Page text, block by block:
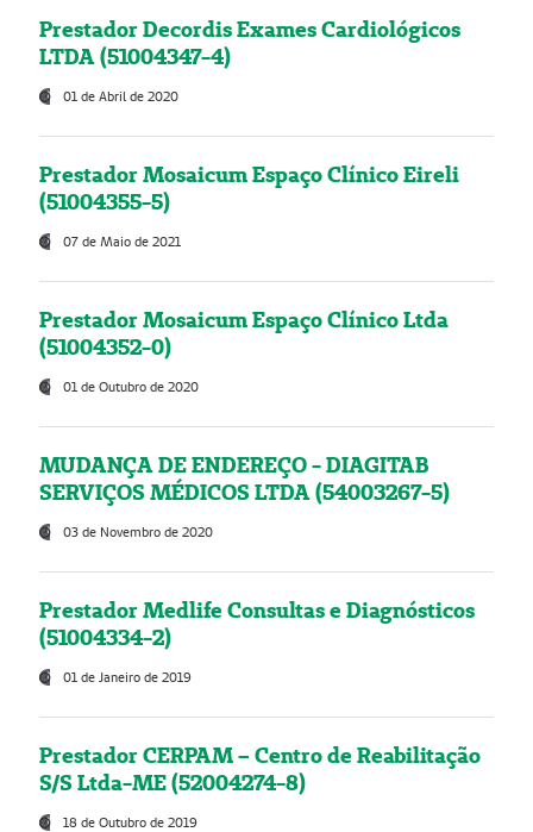
Prestador Decordis Exames Cardiológicos
LTDA (51004347-4)
01 de Abril de 2020
Prestador Mosaicum Espaço Clínico Eireli
(51004355-5)
07 de Maio de 2021
Prestador Mosaicum Espaço Clínico Ltda
(51004352-0)
01 de Outubro de 2020
MUDANÇA DE ENDEREÇO - DIAGITAB
SERVIÇOS MÉDICOS LTDA (54003267-5)
03 de Novembro de 2020
Prestador Medlife Consultas e Diagnósticos
(51004334-2)
01 de Janeiro de 2019
Prestador CERPAM – Centro de Reabilitação
S/S Ltda-ME (52004274-8)
18 de Outubro de 2019